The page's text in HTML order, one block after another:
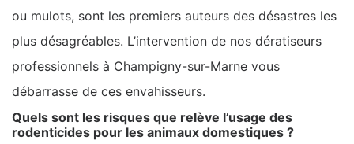
ou mulots, sont les premiers auteurs des désastres les
plus désagréables. L’intervention de nos dératiseurs
professionnels à Champigny-sur-Marne vous
débarrasse de ces envahisseurs.
Quels sont les risques que relève l’usage des
rodenticides pour les animaux domestiques ?